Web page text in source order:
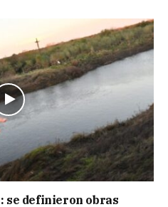
se definieron obras